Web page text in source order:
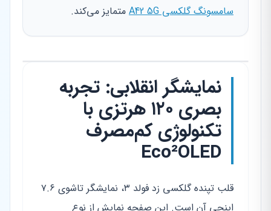
سامسونگ گلکسی A42 5G
متمایز می‌کند.
نمایشگر انقلابی: تجربه
بصری ۱۲۰ هرتزی با
تکنولوژی کم‌مصرف
Eco²OLED
قلب تپنده گلکسی زد فولد ۳، نمایشگر تاشوی ۷.۶
اینچی آن است. این صفحه نمایش از نوع